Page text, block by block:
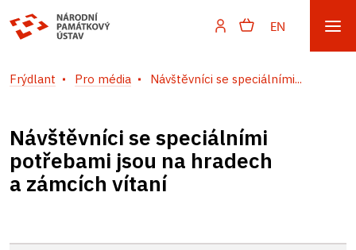
EN
Frýdlant Pro média Návštěvníci se speciálními...
Návštěvníci se speciálními
potřebami jsou na hradech
a zámcích vítaní